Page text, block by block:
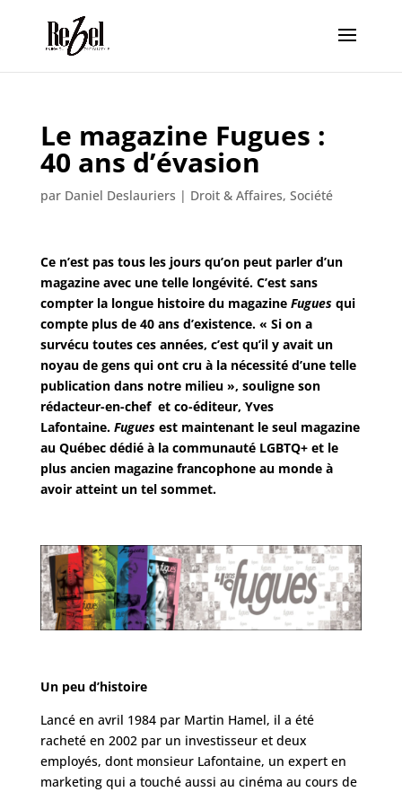
Le magazine Fugues :
40 ans d’évasion
par Daniel Deslauriers | Droit & Affaires, Société
Ce n’est pas tous les jours qu’on peut parler d’un
magazine avec une telle longévité. C’est sans
compter la longue histoire du magazine Fuguesqui
compte plus de 40 ans d’existence. « Si on a
survécu toutes ces années, c’est qu’il y avait un
noyau de gens qui ont cru à la nécessité d’une telle
publication dans notre milieu », souligne son
rédacteur-en-chef et co-éditeur, Yves
Lafontaine. Fuguesest maintenant le seul magazine
au Québec dédié à la communauté LGBTQ+ et le
plus ancien magazine francophone au monde à
avoir atteint un tel sommet.
Un peu d’histoire
Lancé en avril 1984 par Martin Hamel, il a été
racheté en 2002 par un investisseur et deux
employés, dont monsieur Lafontaine, un expert en
marketing qui a touché aussi au cinéma au cours de